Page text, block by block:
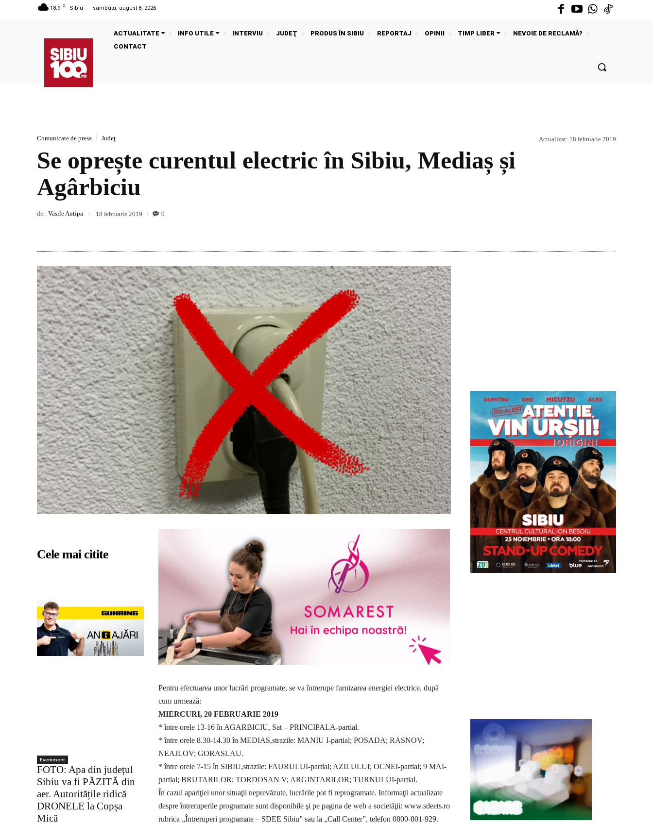
18.9 C Sibiu sâmbătă, august 8, 2026
ACTUALITATE INFO UTILE INTERVIU JUDEŢ PRODUS ÎN SIBIU REPORTAJ OPINII TIMP LIBER
NEVOIE DE RECLAMĂ?
CONTACT
Comunicate de presa Judeţ Actualizat: 18 februarie 2019
Se oprește curentul electric în Sibiu, Mediaș și
Agârbiciu
de: Vasile Antipa 18 februarie 2019 0
Cele mai citite
Eveniment
FOTO: Apa din județul
Sibiu va fi PĂZITĂ din
aer. Autoritățile ridică
DRONELE la Copșa
Mică
Pentru efectuarea unor lucrări programate, se va întrerupe furnizarea energiei electrice, după
cum urmează:
MIERCURI, 20 FEBRUARIE 2019
* între orele 13-16 în AGARBICIU, Sat – PRINCIPALA-partial.
* între orele 8.30-14.30 în MEDIAS,strazile: MANIU I-partial; POSADA; RASNOV;
NEAJLOV; GORASLAU.
* între orele 7-15 în SIBIU,strazile: FAURULUI-partial; AZILULUI; OCNEI-partial; 9 MAI-
partial; BRUTARILOR; TORDOSAN V; ARGINTARILOR; TURNULUI-partial.
În cazul apariţiei unor situaţii neprevăzute, lucrările pot fi reprogramate. Informaţii actualizate
despre întreruperile programate sunt disponibile şi pe pagina de web a societăţii: www.sdeets.ro
rubrica „Întreruperi programate – SDEE Sibiu” sau la „Call Center”, telefon 0800-801-929.